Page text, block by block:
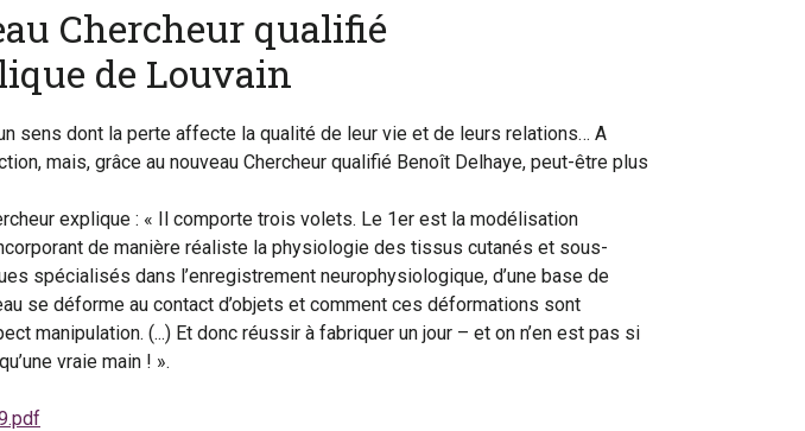
Chercheur qualifié
de Louvain
sens dont la perte affecte la qualité de leur vie et de leurs relations… A
mais, grâce au nouveau Chercheur qualifié Benoît Delhaye, peut-être plus
explique : « Il comporte trois volets. Le 1er est la modélisation
de manière réaliste la physiologie des tissus cutanés et sous-
spécialisés dans l’enregistrement neurophysiologique, d’une base de
se déforme au contact d’objets et comment ces déformations sont
manipulation. (...) Et donc réussir à fabriquer un jour – et on n’en est pas si
vraie main ! ».